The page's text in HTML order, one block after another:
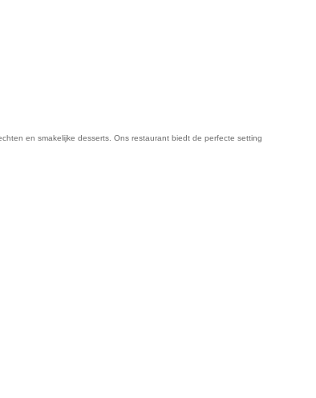
en smakelijke desserts. Ons restaurant biedt de perfecte setting